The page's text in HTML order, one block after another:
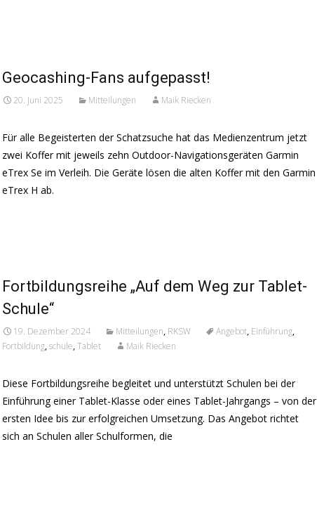
Geocashing-Fans aufgepasst!
20. Juni 2025 Mitteilungen Maik Riecken
Für alle Begeisterten der Schatzsuche hat das Medienzentrum jetzt
zwei Koffer mit jeweils zehn Outdoor-Navigationsgeräten Garmin
eTrex Se im Verleih. Die Geräte lösen die alten Koffer mit den Garmin
eTrex H ab.
Fortbildungsreihe „Auf dem Weg zur Tablet-
Schule“
19. Dezember 2024 Mitteilungen, RKSW Angebot, Einführung,
Fortbildung,schule,Tablet Maik Riecken
Diese Fortbildungsreihe begleitet und unterstützt Schulen bei der
Einführung einer Tablet-Klasse oder eines Tablet-Jahrgangs – von der
ersten Idee bis zur erfolgreichen Umsetzung. Das Angebot richtet
sich an Schulen aller Schulformen, die